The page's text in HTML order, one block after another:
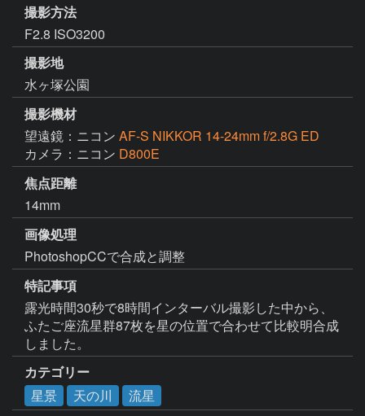
撮影方法
F2.8 ISO3200
撮影地
水ヶ塚公園
撮影機材
望遠鏡：ニコン AF-S NIKKOR 14-24mm f/2.8G ED
カメラ：ニコン D800E
焦点距離
14mm
画像処理
PhotoshopCCで合成と調整
特記事項
露光時間30秒で8時間インターバル撮影した中から、
ふたご座流星群87枚を星の位置で合わせて比較明合成
しました。
カテゴリー
星景
天の川
流星